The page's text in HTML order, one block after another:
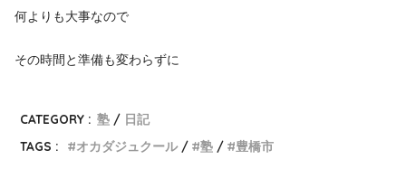
何よりも大事なので
その時間と準備も変わらずに
CATEGORY : 塾
日記
TAGS :
オカダジュクール 塾 豊橋市